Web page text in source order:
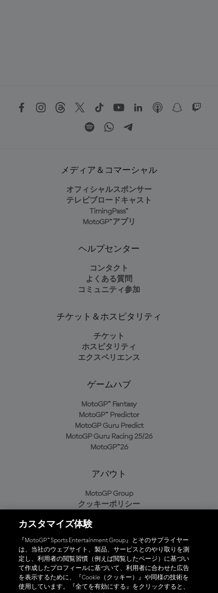
メディア＆コマーシャル
オフィシャルスポンサー
テレビブロードキャスト
TimingPass™
MotoGP™アプリ
ヘルプセンター
コンタクト
よくある質問
コミュニティ参加
チケット＆ホスピタリティ
チケット
ホスピタリティ
エクスペリエンス
ゲームハブ
MotoGP™ Fantasy
MotoGP™ Predictor
MotoGP Guru Predict
MotoGP Guru Racing 25/26
MotoGP™26
アバウト
MotoGP Group
クッキーポリシー
プライバシーポリシー
購入ポリシー
オフィシャルアプリ
カスタマイズ体験
『MotoGP™ Sports Entertainment Group』とそのサプライヤー
は、当社のウェブサイト、製品、サービスとのやり取りを測
定し、利用者の閲覧習慣（例えば閲覧したページ）に基づい
て作成したプロフィールに基づいて、利用者に合わせた広告
を表示するために、『Cookie（クッキー）』や同様の技術を
使用しています。『全てを有効にする』をクリックすると、